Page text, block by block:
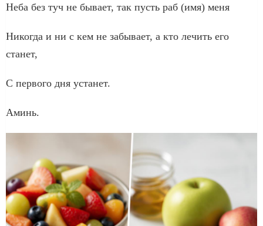
Неба без туч не бывает, так пусть раб (имя) меня
Никогда и ни с кем не забывает, а кто лечить его
станет,
С первого дня устанет.
Аминь.